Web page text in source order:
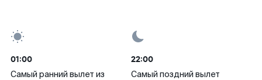
01:00
Самый ранний вылет из
22:00
Самый поздний вылет